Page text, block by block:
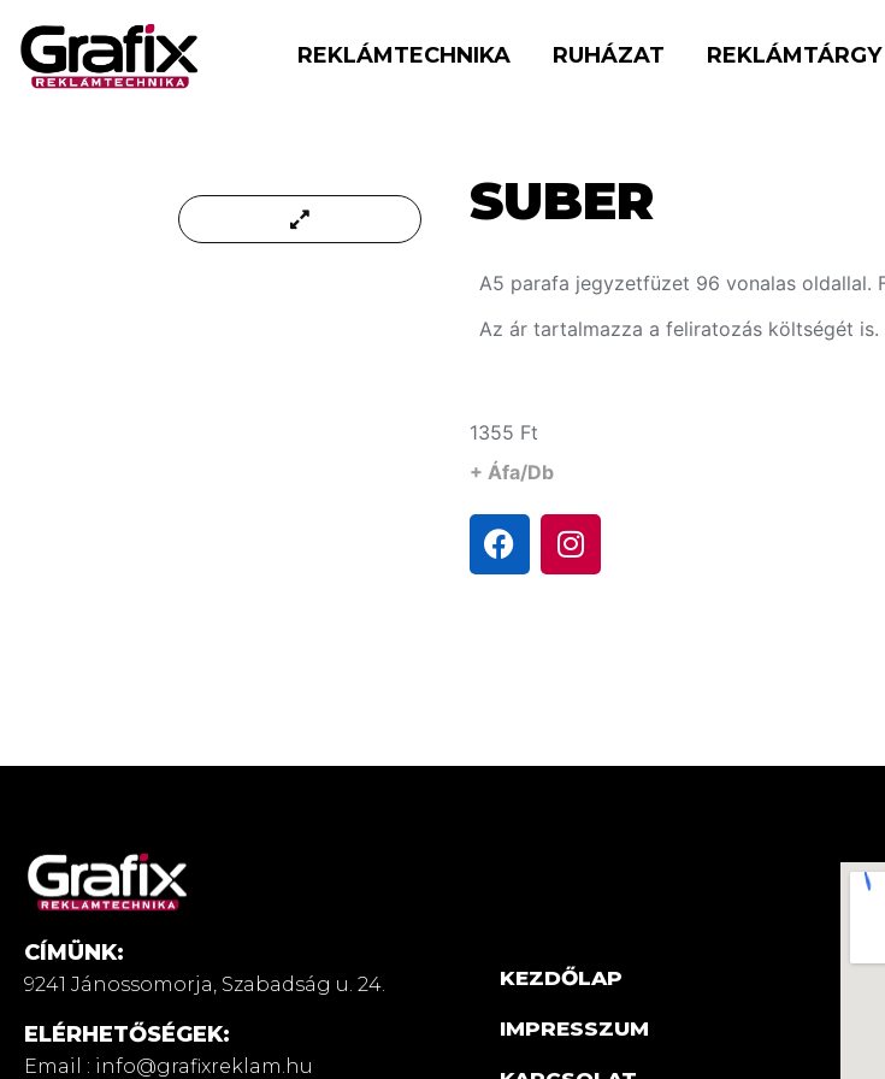
REKLÁMTECHNIKA RUHÁZAT REKLÁMTÁRGY
SUBER
A5 parafa jegyzetfüzet 96 vonalas oldallal.
Az ár tartalmazza a feliratozás költségét
1355 Ft
+ Áfa/db
CÍMÜNK:
9241 Jánossomorja, Szabadság u. 24.
ELÉRHETŐSÉGEK:
Email : info@grafixreklam.hu
KEZDŐLAP
IMPRESSZUM